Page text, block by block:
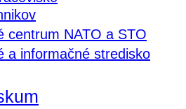
centrum NATO a STO
a informačné stredisko